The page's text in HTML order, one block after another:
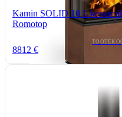
Kamin SOLID 10 L
Romotop
8812 €